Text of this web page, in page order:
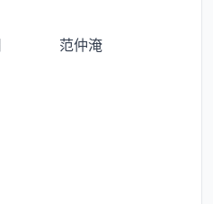
旧 范仲淹